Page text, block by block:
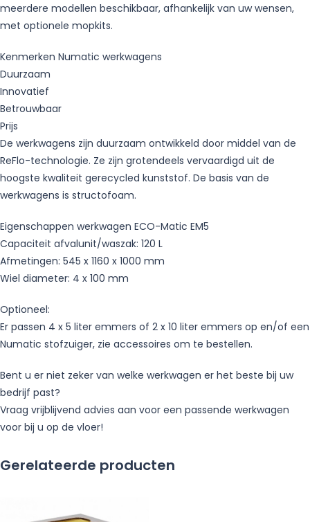
meerdere modellen beschikbaar, afhankelijk van uw wensen,
met optionele mopkits.
Kenmerken Numatic werkwagens
Duurzaam
Innovatief
Betrouwbaar
Prijs
De werkwagens zijn duurzaam ontwikkeld door middel van de
ReFlo-technologie. Ze zijn grotendeels vervaardigd uit de
hoogste kwaliteit gerecycled kunststof. De basis van de
werkwagens is structofoam.
Eigenschappen werkwagen ECO-Matic EM5
Capaciteit afvalunit/waszak: 120 L
Afmetingen: 545 x 1160 x 1000 mm
Wiel diameter: 4 x 100 mm
Optioneel:
Er passen 4 x 5 liter emmers of 2 x 10 liter emmers op en/of een
Numatic stofzuiger, zie accessoires om te bestellen.
Bent u er niet zeker van welke werkwagen er het beste bij uw
bedrijf past?
Vraag vrijblijvend advies aan voor een passende werkwagen
voor bij u op de vloer!
Gerelateerde producten